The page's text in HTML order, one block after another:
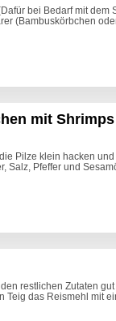
bei Bedarf mit dem
(Bambuskörbchen
mit Shrimps
Pilze klein hacken
Salz, Pfeffer und
restlichen Zutaten gut
Teig das Reismehl mit
mit
und Crème fraîche